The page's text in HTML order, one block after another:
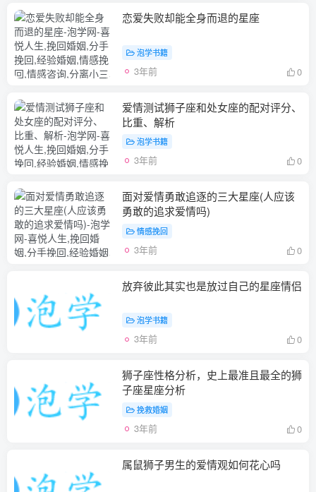
恋爱失败却能全身而退的星座
泡学书籍
3年前 0
爱情测试狮子座和处女座的配对评分、
比重、解析
泡学书籍
3年前 0
面对爱情勇敢追逐的三大星座(人应该
勇敢的追求爱情吗)
情感挽回
3年前 0
放弃彼此其实也是放过自己的星座情侣
泡学书籍
3年前 0
狮子座性格分析，史上最准且最全的狮
子座星座分析
挽救婚姻
3年前 0
属鼠狮子男生的爱情观如何花心吗